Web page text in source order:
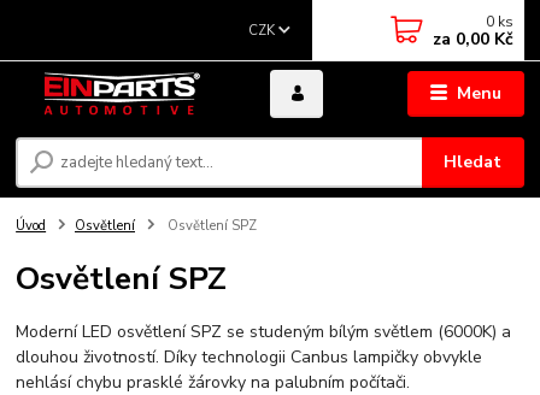
Menu
CZK
Hledat
0 ks
za 0,00 Kč
Úvod Osvětlení Osvětlení SPZ
Osvětlení SPZ
Moderní LED osvětlení SPZ se studeným bílým světlem (6000K) a
dlouhou životností. Díky technologii Canbus lampičky obvykle
nehlásí chybu prasklé žárovky na palubním počítači.